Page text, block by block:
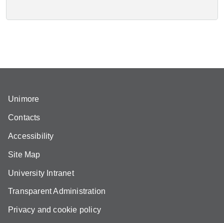
Unimore
Contacts
Accessibility
Site Map
University Intranet
Transparent Administration
Privacy and cookie policy